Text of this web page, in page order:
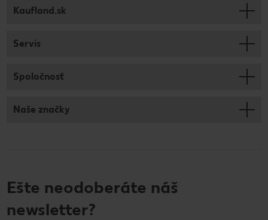
Kaufland.sk
Servis
Spoločnosť
Naše značky
Ešte neodoberáte náš
newsletter?